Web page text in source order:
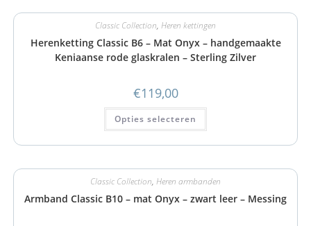
Classic Collection, Heren kettingen
Herenketting Classic B6 – Mat Onyx – handgemaakte
Keniaanse rode glaskralen – Sterling Zilver
€119,00
Opties selecteren
Classic Collection, Heren armbanden
Armband Classic B10 – mat Onyx – zwart leer – Messing